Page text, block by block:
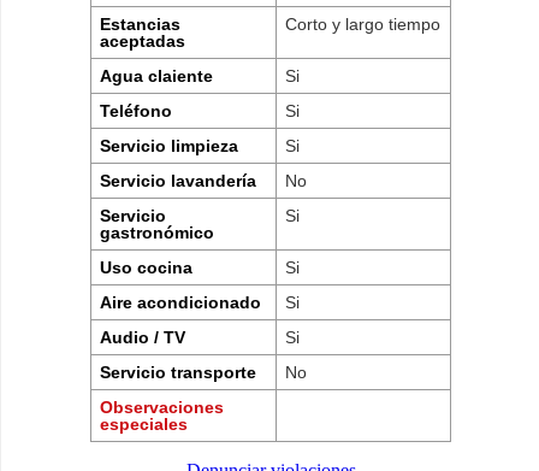
Estancias
aceptadas
Corto y largo tiempo
Agua claiente
Si
Teléfono
Si
Servicio limpieza
Si
Servicio lavandería
No
Servicio
gastronómico
Si
Uso cocina
Si
Aire acondicionado
Si
Audio / TV
Si
Servicio transporte
No
Observaciones
especiales